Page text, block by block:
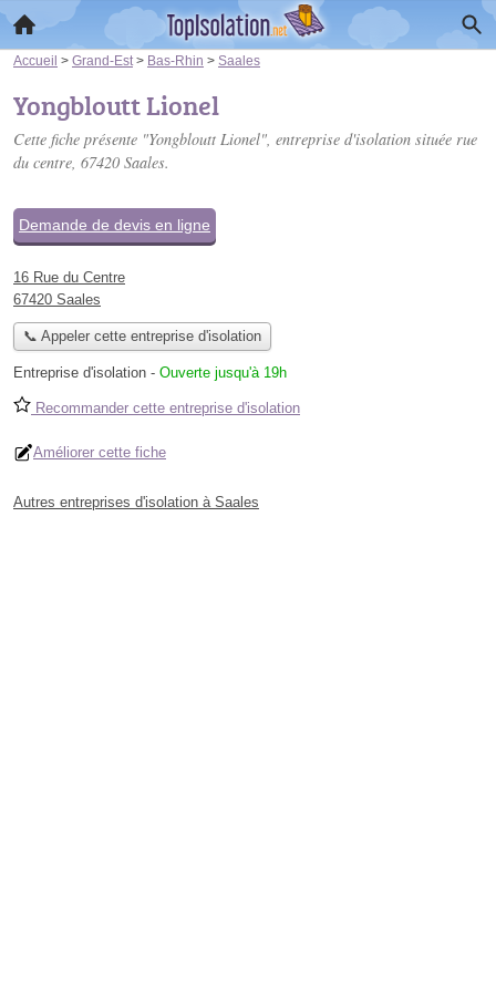
Accueil > Grand-Est > Bas-Rhin > Saales
Yongbloutt Lionel
Cette fiche présente "Yongbloutt Lionel", entreprise d'isolation située rue
du centre, 67420 Saales.
Demande de devis en ligne
16 Rue du Centre
67420 Saales
📞 Appeler cette entreprise d'isolation
Entreprise d'isolation - Ouverte jusqu'à 19h
Recommander cette entreprise d'isolation
Améliorer cette fiche
Autres entreprises d'isolation à Saales